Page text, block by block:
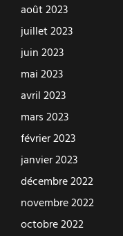
août 2023
juillet 2023
juin 2023
mai 2023
avril 2023
mars 2023
février 2023
janvier 2023
décembre 2022
novembre 2022
octobre 2022